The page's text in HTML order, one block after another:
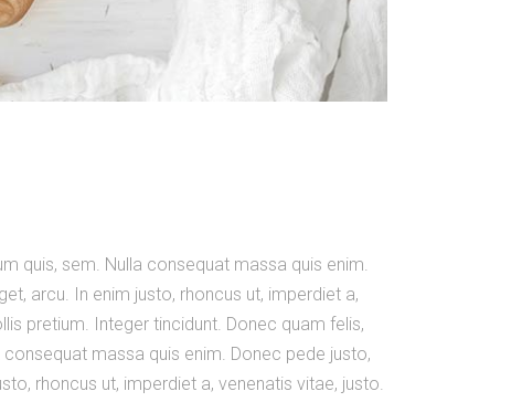
quis, sem. Nulla consequat massa quis enim.
arcu. In enim justo, rhoncus ut, imperdiet a,
pretium. Integer tincidunt. Donec quam felis,
massa quis enim. Donec pede justo,
rhoncus ut, imperdiet a, venenatis vitae, justo.